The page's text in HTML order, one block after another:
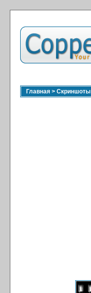
Главная > Скриншоты